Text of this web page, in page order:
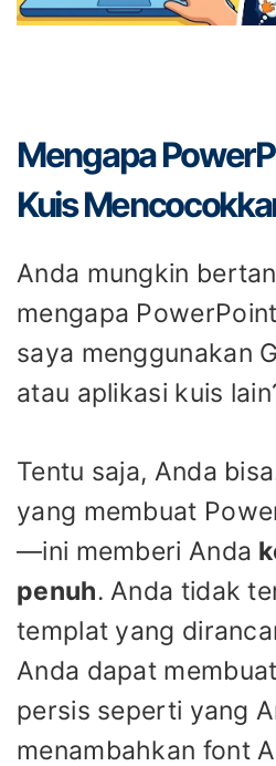
Mengapa
Kuis
Anda mungkin
mengapa
saya menggunakan
atau aplikasi kuis
Tentu saja, Anda
yang membuat
—ini memberi Anda
penuh. Anda tidak
templat yang
Anda dapat
persis seperti yang
menambahkan font